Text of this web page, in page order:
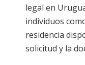
legal en
individuos
residencia
solicitud y la